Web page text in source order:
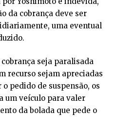
da cobrança deve ser
uma eventual
seja paralisada
recurso sejam apreciadas
pedido de suspensão, os
um veículo para valer
da bolada que pede o